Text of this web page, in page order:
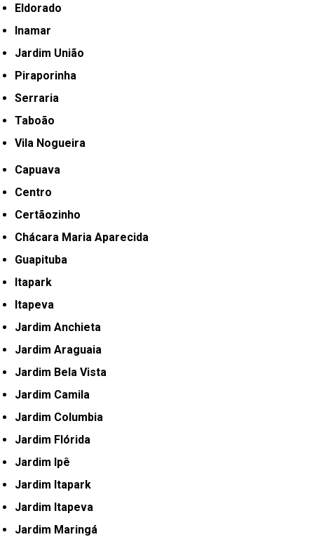
Eldorado
Inamar
Jardim União
Piraporinha
Serraria
Taboão
Vila Nogueira
Capuava
Centro
Certãozinho
Chácara Maria Aparecida
Guapituba
Itapark
Itapeva
Jardim Anchieta
Jardim Araguaia
Jardim Bela Vista
Jardim Camila
Jardim Columbia
Jardim Flórida
Jardim Ipê
Jardim Itapark
Jardim Itapeva
Jardim Maringá